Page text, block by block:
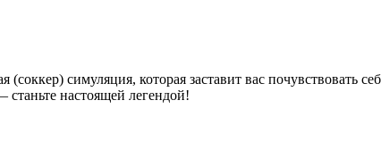
симуляция, которая заставит вас почувствовать
настоящей легендой!